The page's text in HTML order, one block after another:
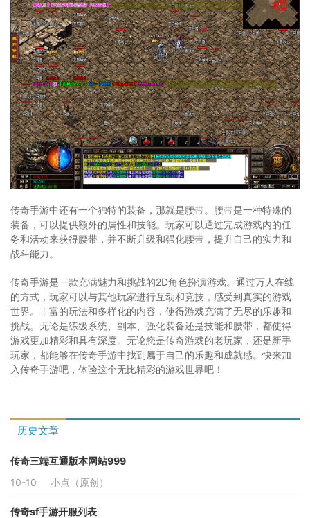
传奇手游中还有一个独特的装备，那就是腰带。腰带是一种特殊的
装备，可以提供额外的属性和技能。玩家可以通过完成游戏内的任
务和活动来获得腰带，并不断升级和强化腰带，提升自己的实力和
战斗能力。
传奇手游是一款充满魅力和挑战的2D角色扮演游戏。通过万人在线
的方式，玩家可以与其他玩家进行互动和竞技，感受到真实的游戏
世界。丰富的玩法和多样化的内容，使得游戏充满了无尽的乐趣和
挑战。无论是练级系统、副本、强化装备还是技能和腰带，都使得
游戏更加精彩和具有深度。无论您是传奇游戏的老玩家，还是新手
玩家，都能够在传奇手游中找到属于自己的乐趣和成就感。快来加
入传奇手游吧，体验这个无比精彩的游戏世界吧！
历史文章
传奇三端互通版本网站999
10-10
小点（原创）
传奇sf手游开服列表